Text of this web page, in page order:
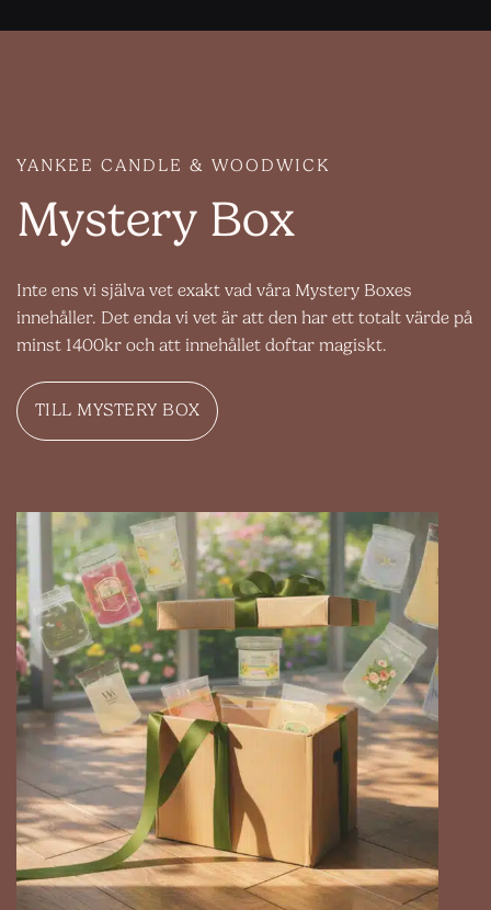
YANKEE CANDLE & WOODWICK
Mystery Box
Inte ens vi själva vet exakt vad våra Mystery Boxes
innehåller. Det enda vi vet är att den har ett totalt värde på
minst 1400kr och att innehållet doftar magiskt.
TILL MYSTERY BOX